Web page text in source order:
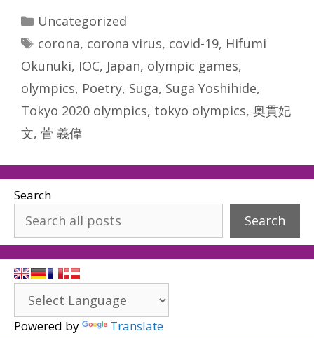
Categories
Uncategorized
Tags
corona, corona virus, covid-19, Hifumi
Okunuki, IOC, Japan, olympic games,
olympics, Poetry, Suga, Suga Yoshihide,
Tokyo 2020 olympics, tokyo olympics, 奥貫妃
文, 菅 義偉
Search
Search
Powered by Translate